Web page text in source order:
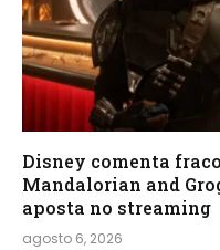
Disney comenta
Mandalorian and
aposta no streaming
agosto 6, 2026